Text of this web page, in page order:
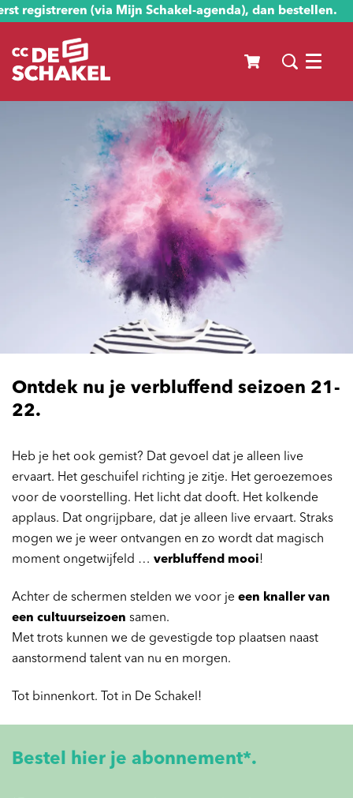
registreren (via Mijn Schakel-agenda), dan bestellen.
Menu
Ontdek nu je verbluffend seizoen 21-
22.
Heb je het ook gemist? Dat gevoel dat je alleen live
ervaart. Het geschuifel richting je zitje. Het geroezemoes
voor de voorstelling. Het licht dat dooft. Het kolkende
applaus. Dat ongrijpbare, dat je alleen live ervaart. Straks
mogen we je weer ontvangen en zo wordt dat magisch
moment ongetwijfeld … verbluffend mooi!
Achter de schermen stelden we voor je een knaller van
een cultuurseizoen samen.
Met trots kunnen we de gevestigde top plaatsen naast
aanstormend talent van nu en morgen.
Tot binnenkort. Tot in De Schakel!
Bestel hier je abonnement*.